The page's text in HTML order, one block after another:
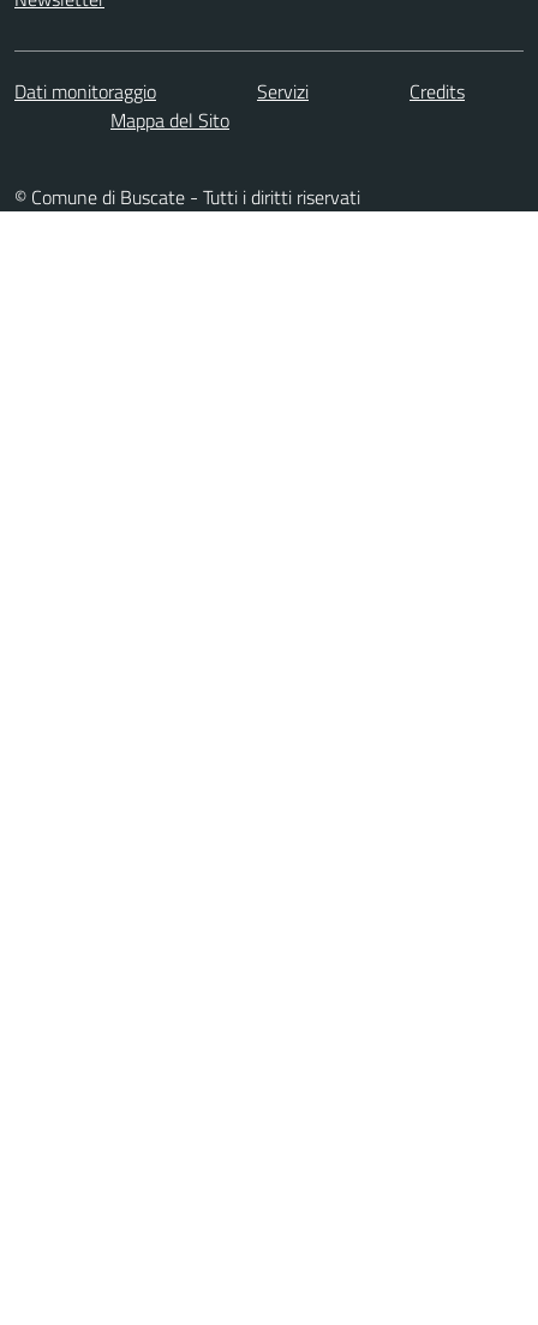
Dati monitoraggio Servizi
Credits
Mappa del Sito
© Comune di Buscate - Tutti i diritti riservati